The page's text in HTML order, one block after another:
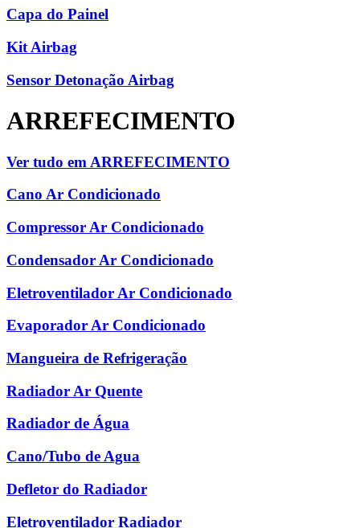
Capa do Painel
Kit Airbag
Sensor Detonação Airbag
ARREFECIMENTO
Ver tudo em ARREFECIMENTO
Cano Ar Condicionado
Compressor Ar Condicionado
Condensador Ar Condicionado
Eletroventilador Ar Condicionado
Evaporador Ar Condicionado
Mangueira de Refrigeração
Radiador Ar Quente
Radiador de Água
Cano/Tubo de Agua
Defletor do Radiador
Eletroventilador Radiador